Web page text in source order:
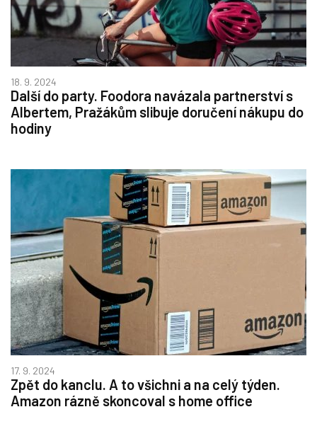
18. 9. 2024
Další do party. Foodora navázala partnerství s
Albertem, Pražákům slibuje doručení nákupu do
hodiny
17. 9. 2024
Zpět do kanclu. A to všichni a na celý týden.
Amazon rázně skoncoval s home office